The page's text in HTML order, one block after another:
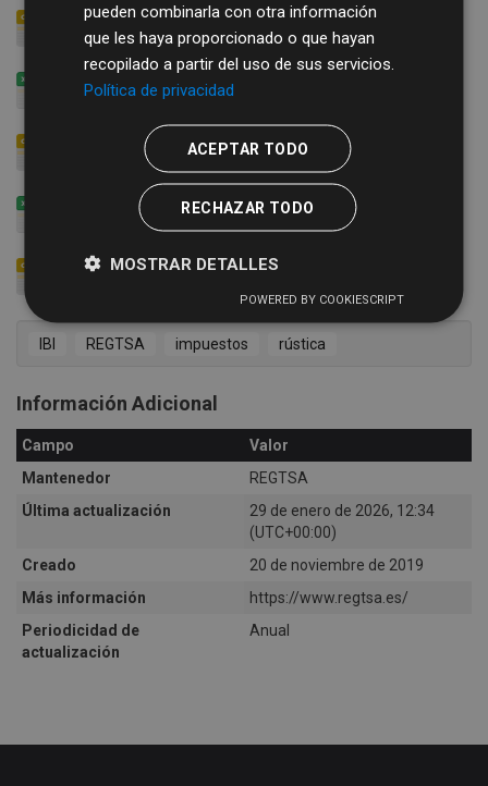
IBI Propiedades inmobiliarias rústicas 2023 csv
IBI Propiedades inmobiliarias rústicas 2023 csv
IBI Propiedades inmobiliarias rústicas 2024
IBI Propiedades inmobiliarias rústicas 2024
IBI Propiedades inmobiliarias rústicas 2024 CSV
IBI Propiedades inmobiliarias rústicas 2024 CSV
IBI Propiedades inmobiliarias rústicas 2025
IBI Propiedades inmobiliarias rústicas 2025
IBI Propiedades inmobiliarias rústicas 2025 CSV
IBI REGTSA impuestos rústica
Información Adicional
Campo
Valor
Mantenedor
REGTSA
Última actualización
29 de enero de 2026, 12:34
(UTC+00:00)
Creado
20 de noviembre de 2019
Más información
https://www.regtsa.es/
Periodicidad de
actualización
Anual
pueden combinarla con otra información
que les haya proporcionado o que hayan
recopilado a partir del uso de sus servicios.
Política de privacidad
ACEPTAR TODO
RECHAZAR TODO
MOSTRAR DETALLES
POWERED BY COOKIESCRIPT